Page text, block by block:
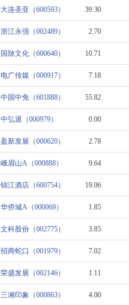
大连圣亚（600593） 39.30
浙江永强（002489） 2.70
国脉文化（600640） 10.71
电广传媒（000917） 7.18
中国中免（601888） 55.82
中弘退（000979） 0.00
盈新发展（000620） 2.78
峨眉山A（000888） 9.64
锦江酒店（600754） 19.06
华侨城A（000069） 1.85
文科股份（002775） 3.85
招商蛇口（001979） 7.02
荣盛发展（002146） 1.11
三湘印象（000863） 4.00